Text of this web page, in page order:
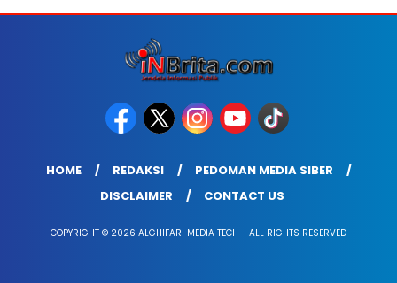
HOME REDAKSI
PEDOMAN MEDIA SIBER
DISCLAIMER
CONTACT US
COPYRIGHT © 2026 ALGHIFARI MEDIA TECH - ALL RIGHTS RESERVED